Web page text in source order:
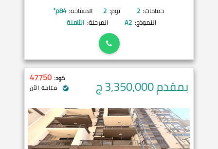
حمامات: 2 نوم: 2 المساحة: 84م²
النموذج: A2 المرحلة: الثامنة
بمقدم 3,350,000 ج كود: 47750
متاحة الآن